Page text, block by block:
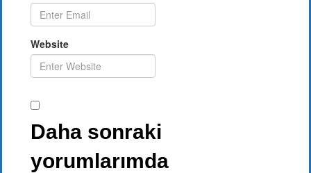
Website
Daha sonraki
yorumlarımda